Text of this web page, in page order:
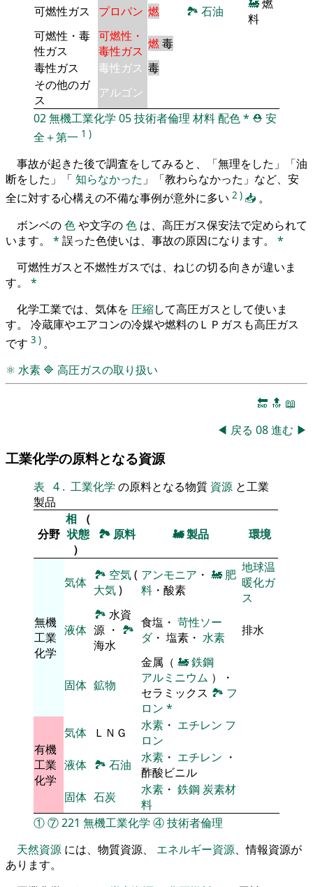
可燃性ガス プロパン 燃 🏞 石油 🚂燃
料
可燃性・毒
性ガス
可燃性・
毒性ガス 燃毒
毒性ガス
毒性ガス 毒
その他のガ
ス
アルゴン
02無機工業化学 05技術者倫理 材料配色* ⛑️ 安
全＋第一 1 )
事故が起きた後で調査をしてみると、「無理をした」「油
断をした」「 知らなかった 」「教わらなかった」など、安
全に対する心構えの不備な事例が意外に多い 2 ) 📥 。
ボンベの色や文字の色 は、高圧ガス保安法で定められて
います。 * 誤った色使いは、事故の原因になります。 *
可燃性ガスと不燃性ガスでは、ねじの切る向きが違いま
す。 *
化学工業では、気体を 圧縮して高圧ガスとして使いま
す。 冷蔵庫やエアコンの冷媒や燃料のＬＰガスも高圧ガス
です 3 ) 。
⚛ 水素 🔷 高圧ガスの取り扱い
🔚 🔝 📖
◀ 戻る 08進む ▶
工業化学の原料となる資源
表 4 . 工業化学 の原料となる物質 資源 と工業
製品
分野
相
（
状態
）
🏞 原料 🚂製品 環境
無機
工業
化学
気体 🏞 空気(
大気)
アンモニア ・ 🚂 肥
料 ・酸素
地球温
暖化ガ
ス
液体
🏞 水資
源 ・ 🏞
海水
食塩・ 苛性ソー
ダ・ 塩素・ 水素 排水
固体 鉱物
金属（ 🚂鉄鋼
アルミニウム ）・
セラミックス 🏞 フ
ロン *
有機
工業
化学
気体 ＬＮＧ 水素 ・ エチレン フ
ロン
液体 🏞 石油 水素 ・ エチレン ・
酢酸ビニル
固体 石炭 水素 ・ 鉄鋼炭素材
料
①⑦221 無機工業化学 ④技術者倫理
天然資源 には、物質資源、 エネルギー資源、情報資源が
あります。